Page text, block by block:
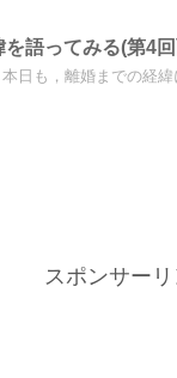
語ってみる(第4
日も，離婚までの経
スポンサーリ